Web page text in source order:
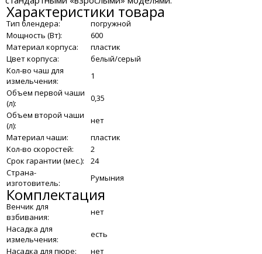
Характеристики товара
Тип блендера:
погружной
Мощность (Вт):
600
Материал корпуса:
пластик
Цвет корпуса:
белый/серый
Кол-во чаш для
измельчения:
1
Объем первой чаши
(л):
0,35
Объем второй чаши
(л):
нет
Материал чаши:
пластик
Кол-во скоростей:
2
Срок гарантии (мес.):
24
Страна-
изготовитель:
Румыния
Комплектация
Венчик для
взбивания:
нет
Насадка для
измельчения:
есть
Насадка для пюре:
нет